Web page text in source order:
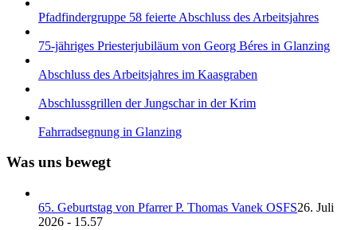
Pfadfindergruppe 58 feierte Abschluss des Arbeitsjahres
75-jähriges Priesterjubiläum von Georg Béres in Glanzing
Abschluss des Arbeitsjahres im Kaasgraben
Abschlussgrillen der Jungschar in der Krim
Fahrradsegnung in Glanzing
Was uns bewegt
65. Geburtstag von Pfarrer P. Thomas Vanek OSFS26. Juli
2026 - 15.57